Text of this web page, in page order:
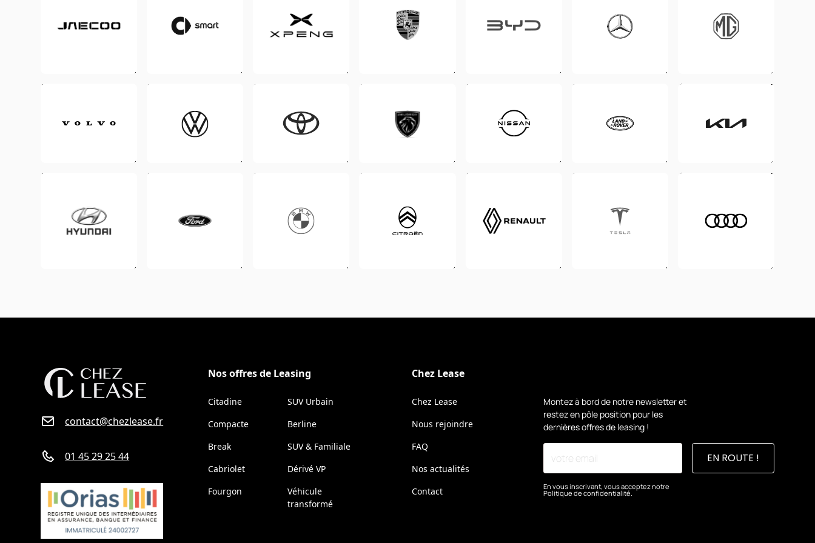
contact@chezlease.fr
01 45 29 25 44
Nos offres de Leasing
Citadine
SUV Urbain
Compacte
Berline
Break
SUV & Familiale
Cabriolet
Dérivé VP
Fourgon
Véhicule
transformé
Chez Lease
Chez Lease
Nous rejoindre
FAQ
Nos actualités
Contact
Montez à bord de notre newsletter et
restez en pôle position pour les
dernières offres de leasing !
En vous inscrivant, vous acceptez notre
Politique de confidentialité.